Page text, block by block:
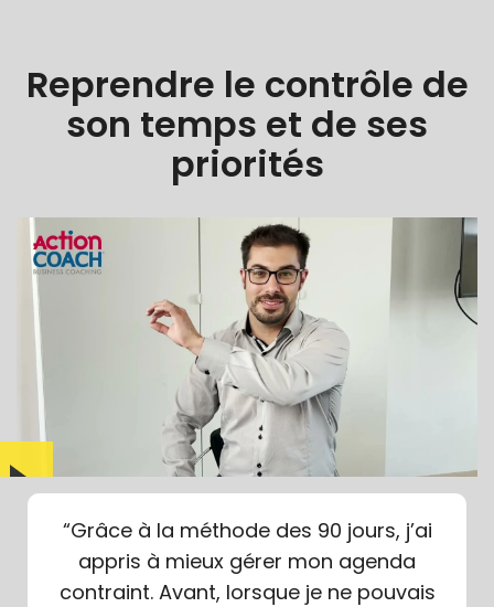
Reprendre le contrôle de
son temps et de ses
priorités
“Grâce à la méthode des 90 jours, j’ai
appris à mieux gérer mon agenda
contraint. Avant, lorsque je ne pouvais